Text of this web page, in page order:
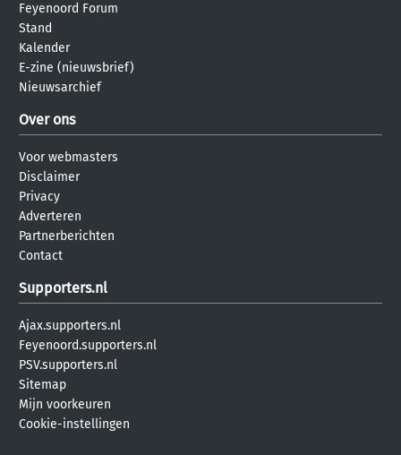
Feyenoord Forum
Stand
Kalender
E-zine (nieuwsbrief)
Nieuwsarchief
Over ons
Voor webmasters
Disclaimer
Privacy
Adverteren
Partnerberichten
Contact
Supporters.nl
Ajax.supporters.nl
Feyenoord.supporters.nl
PSV.supporters.nl
Sitemap
Mijn voorkeuren
Cookie-instellingen